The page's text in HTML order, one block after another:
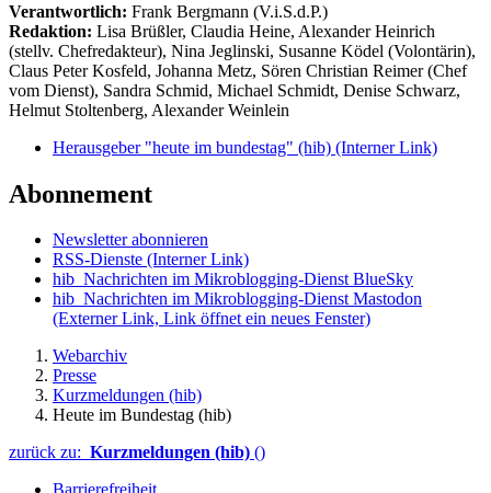
Verantwortlich: Frank Bergmann (V.i.S.d.P.)
Redaktion: Lisa Brüßler, Claudia Heine, Alexander Heinrich
(stellv. Chefredakteur), Nina Jeglinski, Susanne Ködel (Volontärin),
Claus Peter Kosfeld, Johanna Metz, Sören Christian Reimer (Chef
vom Dienst), Sandra Schmid, Michael Schmidt, Denise Schwarz,
Helmut Stoltenberg, Alexander Weinlein
Herausgeber "heute im bundestag" (hib) (Interner Link)
Abonnement
Newsletter abonnieren
RSS-Dienste (Interner Link)
hib_Nachrichten im Mikroblogging-Dienst BlueSky
hib_Nachrichten im Mikroblogging-Dienst Mastodon
(Externer Link, Link öffnet ein neues Fenster)
Webarchiv
Presse
Kurzmeldungen (hib)
Heute im Bundestag (hib)
zurück zu: Kurzmeldungen (hib) ()